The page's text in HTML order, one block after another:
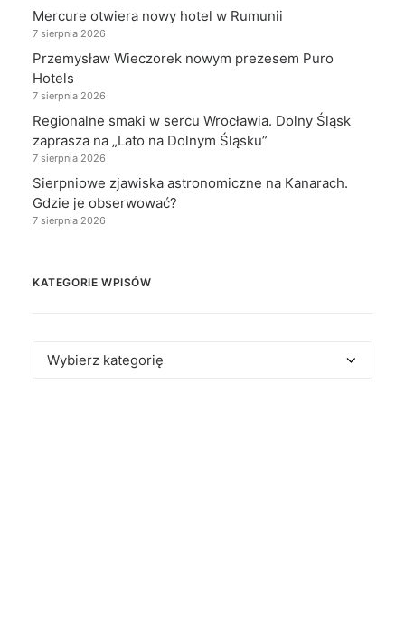
Mercure otwiera nowy hotel w Rumunii
7 sierpnia 2026
Przemysław Wieczorek nowym prezesem Puro
Hotels
7 sierpnia 2026
Regionalne smaki w sercu Wrocławia. Dolny Śląsk
zaprasza na „Lato na Dolnym Śląsku”
7 sierpnia 2026
Sierpniowe zjawiska astronomiczne na Kanarach.
Gdzie je obserwować?
7 sierpnia 2026
KATEGORIE WPISÓW
Kategorie